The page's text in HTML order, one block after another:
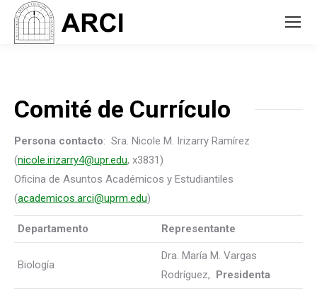
Comité de Currículo
Persona contacto: Sra. Nicole M. Irizarry Ramírez
(nicole.irizarry4@upr.edu, x3831)
Oficina de Asuntos Académicos y Estudiantiles
(academicos.arci@uprm.edu)
Departamento Representante
Biología
Dra. María M. Vargas
Rodríguez, Presidenta